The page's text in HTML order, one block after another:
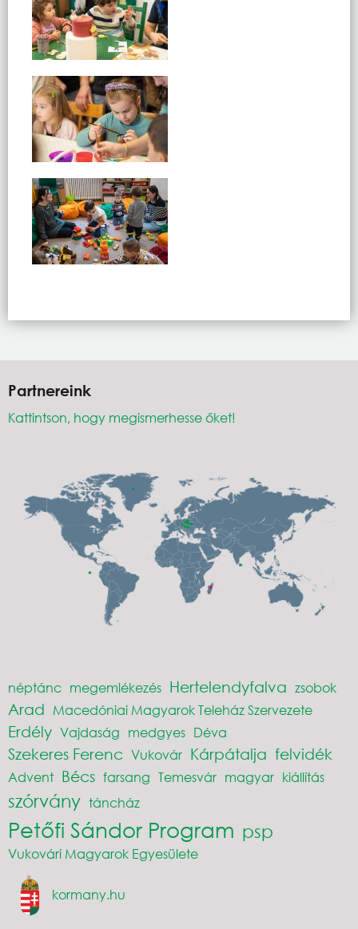
Partnereink
Kattintson, hogy megismerhesse őket!
néptánc megemlékezés Hertelendyfalva zsobok
Arad Macedóniai Magyarok Teleház Szervezete
Erdély Vajdaság medgyes Déva
Szekeres Ferenc Vukovár Kárpátalja felvidék
Advent Bécs farsang Temesvár magyar kiállítás
szórvány táncház
Petőfi Sándor Program psp
Vukovári Magyarok Egyesülete
kormany.hu